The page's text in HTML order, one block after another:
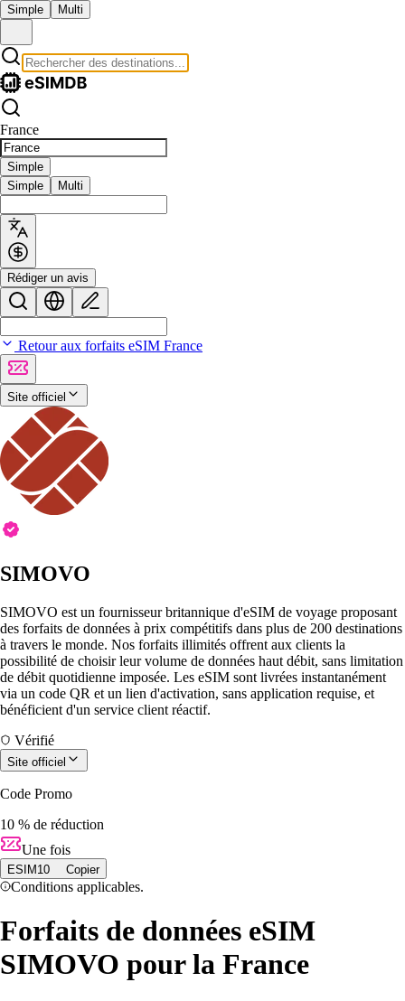
Simple Multi
France
Simple
Simple
Multi
Rédiger un avis
Retour aux forfaits eSIM France
Site officiel
SIMOVO
SIMOVO est un fournisseur britannique d'eSIM de voyage proposant
des forfaits de données à prix compétitifs dans plus de 200 destinations
à travers le monde. Nos forfaits illimités offrent aux clients la
possibilité de choisir leur volume de données haut débit, sans limitation
de débit quotidienne imposée. Les eSIM sont livrées instantanément
via un code QR et un lien d'activation, sans application requise, et
bénéficient d'un service client réactif.
Vérifié
Site officiel
Code Promo
10 % de réduction
Une fois
ESIM10 Copier
Conditions applicables.
Forfaits de données eSIM
SIMOVO pour la France